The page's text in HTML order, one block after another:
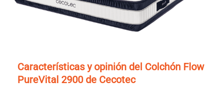
Características y opinión del Colchón Flow
PureVital 2900 de Cecotec